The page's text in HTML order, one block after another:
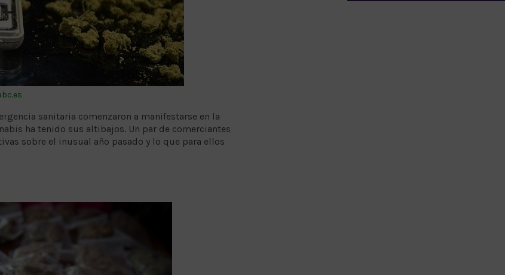
sanitaria comenzaron a manifestarse en la
ha tenido sus altibajos. Un par de comerciantes
sobre el inusual año pasado y lo que para ellos